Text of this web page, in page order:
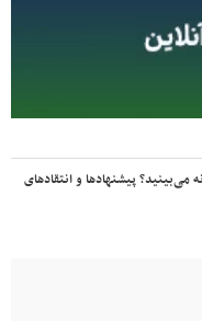
می‌بینید؟ پیشنهادها و انتقادهای